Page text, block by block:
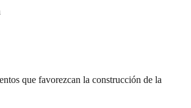
que favorezcan la construcción de la